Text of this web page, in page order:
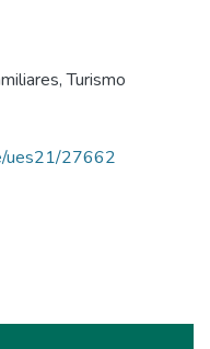
,Turismo
ues21/27662